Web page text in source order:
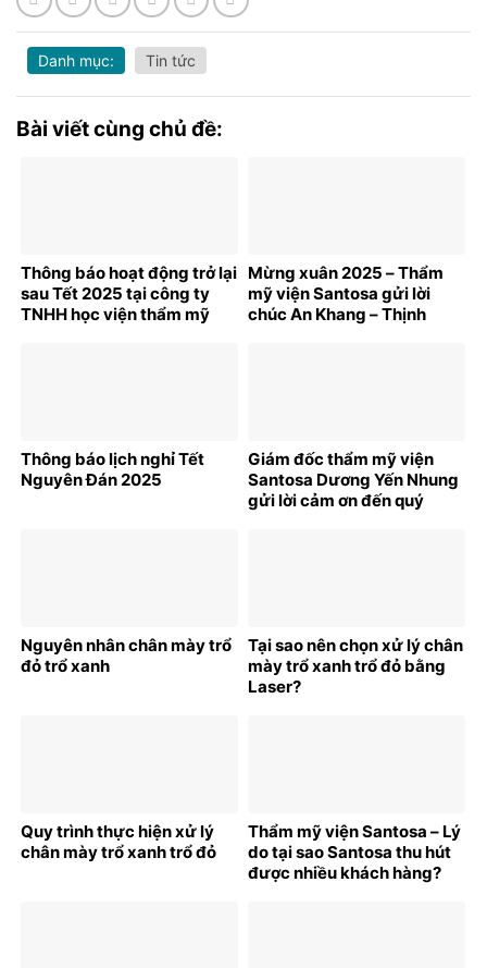
Danh mục: Tin tức
Bài viết cùng chủ đề:
Thông báo hoạt động trở lại
sau Tết 2025 tại công ty
TNHH học viện thẩm mỹ
Mừng xuân 2025 – Thẩm
mỹ viện Santosa gửi lời
chúc An Khang – Thịnh
Thông báo lịch nghỉ Tết
Nguyên Đán 2025
Giám đốc thẩm mỹ viện
Santosa Dương Yến Nhung
gửi lời cảm ơn đến quý
Nguyên nhân chân mày trổ
đỏ trổ xanh
Tại sao nên chọn xử lý chân
mày trổ xanh trổ đỏ bằng
Laser?
Quy trình thực hiện xử lý
chân mày trổ xanh trổ đỏ
Thẩm mỹ viện Santosa – Lý
do tại sao Santosa thu hút
được nhiều khách hàng?